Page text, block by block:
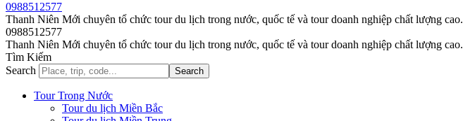
0988512577
Thanh Niên Mới chuyên tổ chức tour du lịch trong nước, quốc tế và tour doanh nghiệp chất lượng cao.
0988512577
Thanh Niên Mới chuyên tổ chức tour du lịch trong nước, quốc tế và tour doanh nghiệp chất lượng cao.
Tìm Kiếm
Search
Search
Tour Trong Nước
Tour du lịch Miền Bắc